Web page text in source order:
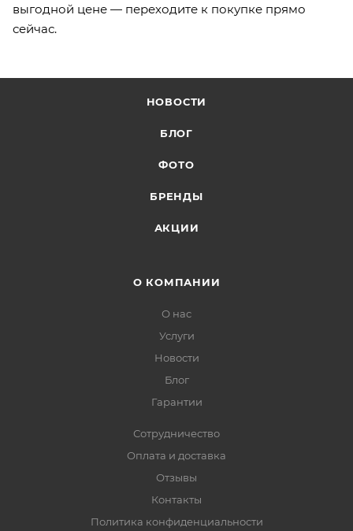
выгодной цене — переходите к покупке прямо
сейчас.
НОВОСТИ
БЛОГ
ФОТО
БРЕНДЫ
АКЦИИ
О КОМПАНИИ
О нас
Услуги
Новости
Блог
Гарантии
Сотрудничество
Оплата и доставка
Отзывы
Контакты
Политика конфиденциальности